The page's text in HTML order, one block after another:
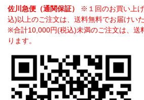
佐川急便（通関保証）
※１回のお買い上
込)以上のご注文は、送料無料でお届けいた
※合計10,000円(税込)未満のご注文は、送
ります。